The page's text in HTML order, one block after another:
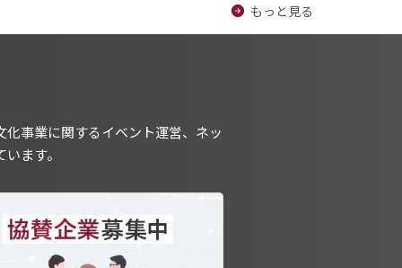
もっと見る
事業に関するイベント運営、ネッ
ます。